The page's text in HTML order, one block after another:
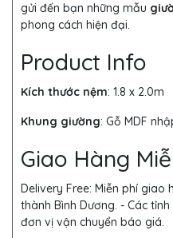
gửi đến bạn những mẫu
phong cách hiện đại.
Product Info
Kích thước nệm: 1.8 x 2.0m
Khung giường: Gỗ MDF
Giao Hàng
Delivery Free: Miễn phí giao
thành Bình Dương. - Các
đơn vị vận chuyển báo giá.